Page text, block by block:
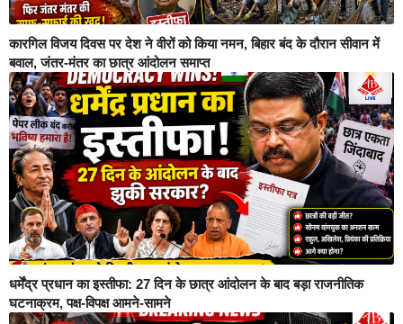
कारगिल विजय दिवस पर देश ने वीरों को किया नमन, बिहार बंद के दौरान सीवान में
बवाल, जंतर-मंतर का छात्र आंदोलन समाप्त
धर्मेंद्र प्रधान का इस्तीफा: 27 दिन के छात्र आंदोलन के बाद बड़ा राजनीतिक
घटनाक्रम, पक्ष-विपक्ष आमने-सामने